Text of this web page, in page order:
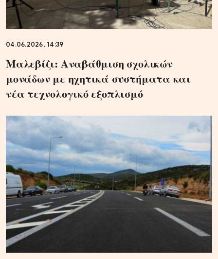
04.06.2026, 14:39
Μαλεβίζι: Αναβάθμιση σχολικών
μονάδων με ηχητικά συστήματα και
νέα τεχνολογικό εξοπλισμό